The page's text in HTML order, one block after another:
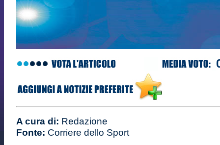
A cura di: Redazione
Fonte: Corriere dello Sport